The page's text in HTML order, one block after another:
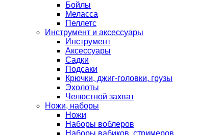
Бойлы
Меласса
Пеллетс
Инструмент и аксессуары
Инструмент
Аксессуары
Садки
Подсаки
Крючки, джиг-головки, грузы
Эхолоты
Челюстной захват
Ножи, наборы
Ножи
Наборы воблеров
Наборы вабиков, стримеров